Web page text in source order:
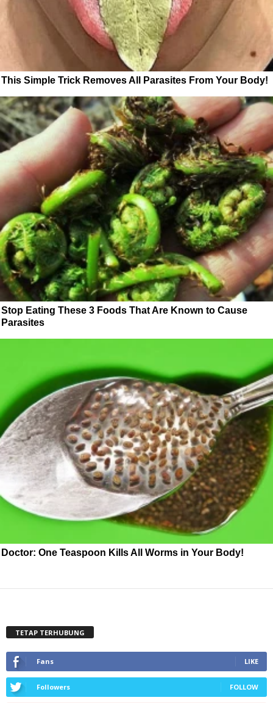
This Simple Trick Removes All Parasites From Your Body!
Stop Eating These 3 Foods That Are Known to Cause
Parasites
Doctor: One Teaspoon Kills All Worms in Your Body!
TETAP TERHUBUNG
Fans LIKE
Followers FOLLOW